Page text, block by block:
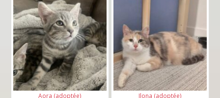
Aora (adoptée) Ilona (adoptée)